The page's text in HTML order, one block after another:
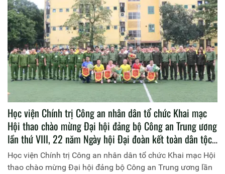
Học viện Chính trị Công an nhân dân tổ chức Khai mạc
Hội thao chào mừng Đại hội đảng bộ Công an Trung ương
lần thứ VIII, 22 năm Ngày hội Đại đoàn kết toàn dân tộc
(18/11/2003 - 18/11/2025), 43 Năm Ngày nhà giáo Việt
Nam (20/11/1982 - 20/11/2025)
Học viện Chính trị Công an nhân dân tổ chức Khai mạc Hội
thao chào mừng Đại hội đảng bộ Công an Trung ương lần